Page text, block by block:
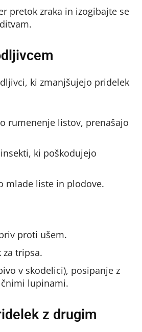
pretok zraka in izogibajte se
ki zmanjšujejo pridelek
rumenenje listov, prenašajo
ki poškodujejo
mlade liste in plodove.
proti ušem.
za tripsa.
v skodelici), posipanje z
lupinami.
z drugim